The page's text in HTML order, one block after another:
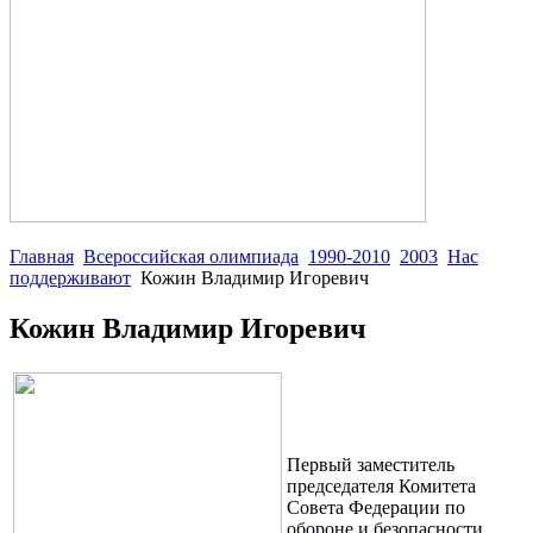
Главная Всероссийская олимпиада 1990-2010 2003 Нас
поддерживают Кожин Владимир Игоревич
Кожин Владимир Игоревич
Первый заместитель
председателя Комитета
Совета Федерации по
обороне и безопасности